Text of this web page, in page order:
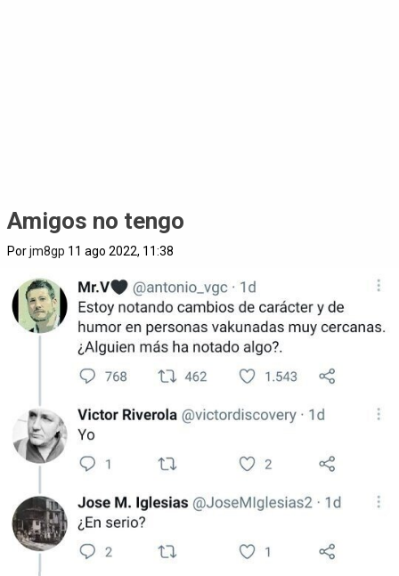
Amigos no tengo
Porjm8gp 11 ago 2022, 11:38